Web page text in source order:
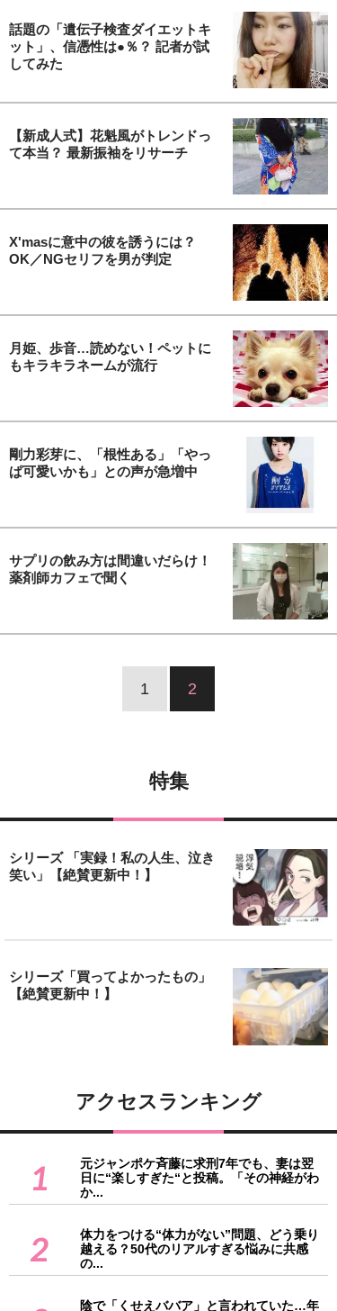
話題の「遺伝子検査ダイエットキ
ット」、信憑性は●％？ 記者が試
してみた
【新成人式】花魁風がトレンドっ
て本当？ 最新振袖をリサーチ
X'masに意中の彼を誘うには？
OK／NGセリフを男が判定
月姫、歩音…読めない！ペットに
もキラキラネームが流行
剛力彩芽に、「根性ある」「やっ
ぱ可愛いかも」との声が急増中
サプリの飲み方は間違いだらけ！
薬剤師カフェで聞く
1 2
特集
シリーズ 「実録！私の人生、泣き
笑い」【絶賛更新中！】
シリーズ「買ってよかったもの」
【絶賛更新中！】
アクセスランキング
1
元ジャンポケ斉藤に求刑7年でも、妻は翌
日に“楽しすぎた“と投稿。「その神経がわ
か...
2
体力をつける“体力がない”問題、どう乗り
越える？50代のリアルすぎる悩みに共感
の...
陰で「くせえババア」と言われていた…年